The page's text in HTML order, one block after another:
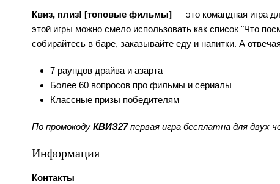
Квиз, плиз! [топовые фильмы] — это командная игра
этой игры можно смело использовать как список "Что
собирайтесь в баре, заказывайте еду и напитки. А
7 раундов драйва и азарта
Более 60 вопросов про фильмы и сериалы
Классные призы победителям
По промокоду КВИЗ27первая игра бесплатна для двух
Информация
Контакты